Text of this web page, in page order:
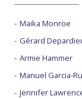
Maika Monroe
Gérard
Armie Hammer
Manuel Garcia-
Jennifer